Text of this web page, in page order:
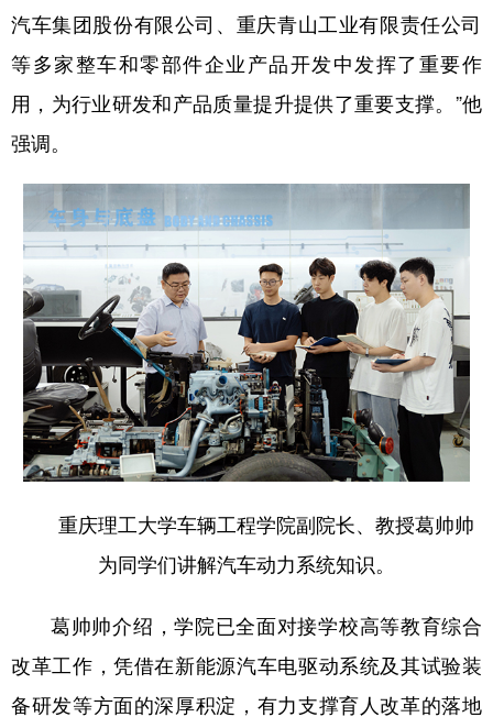
汽车集团股份有限公司、重庆青山工业有限责任公司‌
等多家整车和零部件企业产品开发中发挥了重要作
用，为行业研发和产品质量提升提供了重要支撑。”他
强调。
重庆理工大学车辆工程学院副院长、教授葛帅帅
为同学们讲解汽车动力系统知识。
葛帅帅介绍，学院已全面对接学校高等教育综合
改革工作，凭借在新能源汽车电驱动系统及其试验装
备研发等方面的深厚积淀，有力支撑育人改革的落地